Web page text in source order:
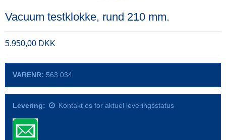
Vacuum testklokke, rund 210 mm.
5.950,00 DKK
VARENR: 563.034
Levering: Kontakt os for aktuel leveringsstatus